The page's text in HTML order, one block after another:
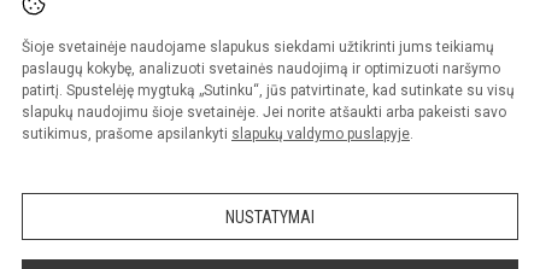
Šioje svetainėje naudojame slapukus siekdami užtikrinti jums teikiamų
paslaugų kokybę, analizuoti svetainės naudojimą ir optimizuoti naršymo
patirtį. Spustelėję mygtuką „Sutinku“, jūs patvirtinate, kad sutinkate su visų
slapukų naudojimu šioje svetainėje. Jei norite atšaukti arba pakeisti savo
sutikimus, prašome apsilankyti slapukų valdymo puslapyje.
NUSTATYMAI
© 2022. Radviliškio Gražinos pagrindinė mokykla. Visos teisės saugomos.
Kopijuoti turinį be raštiško įstaigos administracijos sutikimo griežtai draudžiama.
Prieinamumo paraiška Slapukų valdymas
Sumanus būdas atnaujinti